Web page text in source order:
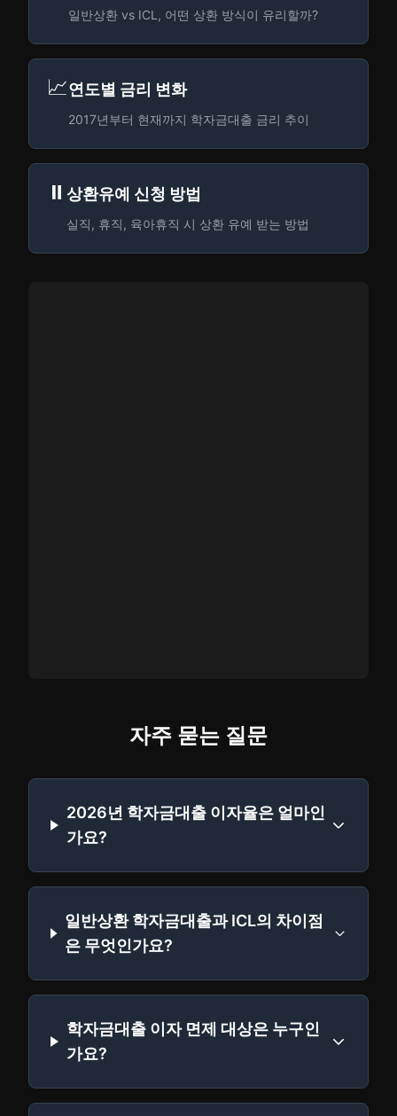
일반상환 vs ICL, 어떤 상환 방식이 유리할까?
📈연도별 금리 변화
2017년부터 현재까지 학자금대출 금리 추이
⏸️ 상환유예 신청 방법
실직, 휴직, 육아휴직 시 상환 유예 받는 방법
자주 묻는 질문
2026년 학자금대출 이자율은 얼마인
가요?
일반상환 학자금대출과 ICL의 차이점
은 무엇인가요?
학자금대출 이자 면제 대상은 누구인
가요?